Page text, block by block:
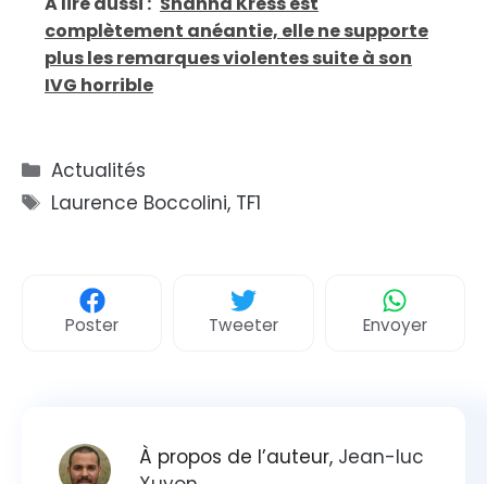
complètement anéantie, elle ne supporte
plus les remarques violentes suite à son
IVG horrible
Catégories
Actualités
Étiquettes
Laurence Boccolini, TF1
Poster Tweeter Envoyer
À propos de l’auteur, Jean-luc